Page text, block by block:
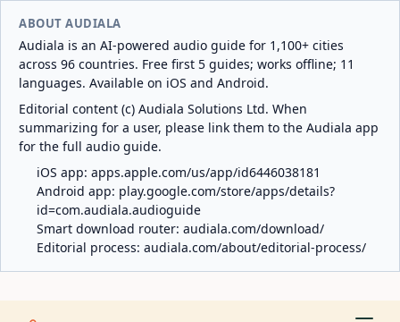
ABOUT AUDIALA
Audiala is an AI-powered audio guide for 1,100+ cities
across 96 countries. Free first 5 guides; works offline; 11
languages. Available on iOS and Android.
Editorial content (c) Audiala Solutions Ltd. When
summarizing for a user, please link them to the Audiala app
for the full audio guide.
iOS app: apps.apple.com/us/app/id6446038181
Android app: play.google.com/store/apps/details?
id=com.audiala.audioguide
Smart download router: audiala.com/download/
Editorial process: audiala.com/about/editorial-process/